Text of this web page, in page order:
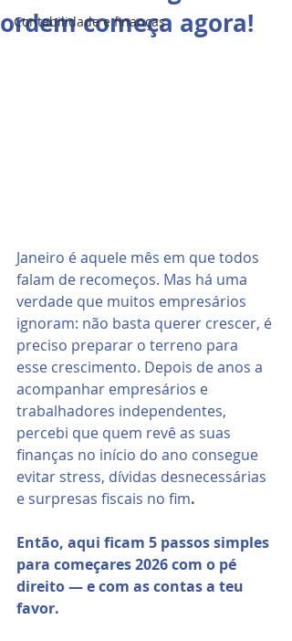
Contabilidade e finanças
ordem começa agora!
Janeiro é aquele mês em que todos
falam de recomeços. Mas há uma
verdade que muitos empresários
ignoram: não basta querer crescer, é
preciso preparar o terreno para
esse crescimento. Depois de anos a
acompanhar empresários e
trabalhadores independentes,
percebi que quem revê as suas
finanças no início do ano consegue
evitar stress, dívidas desnecessárias
e surpresas fiscais no fim.
Então, aqui ficam 5 passos simples
para começares 2026 com o pé
direito — e com as contas a teu
favor.